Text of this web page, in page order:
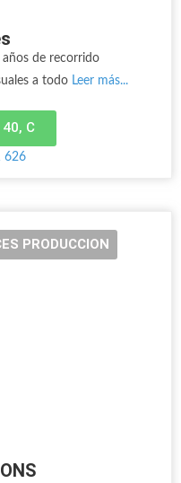
de recorrido
a todo Leer más...
C
626
PRODUCCION